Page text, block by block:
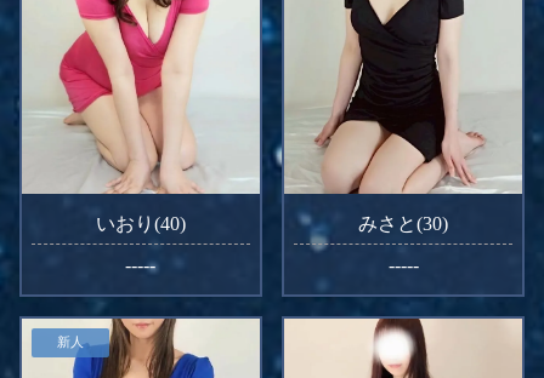
いおり(40)
-----
みさと(30)
-----
新人